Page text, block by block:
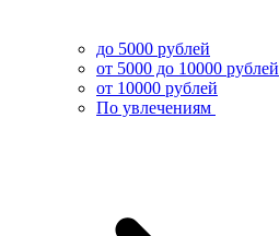
до 5000 рублей
от 5000 до 10000 рублей
от 10000 рублей
По увлечениям